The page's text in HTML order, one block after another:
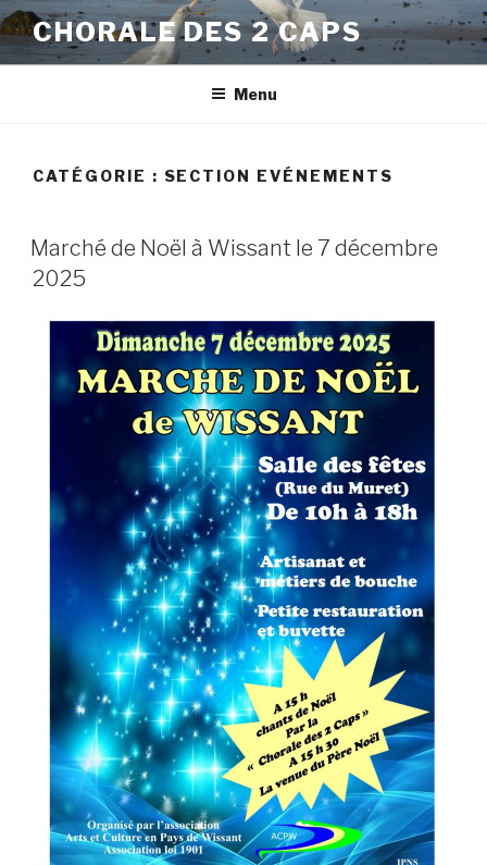
Aller
au
contenu
CHORALE DES 2 CAPS
Menu
CATÉGORIE : SECTION EVÉNEMENTS
PUBLIÉ
LE
Marché de Noël à Wissant le 7 décembre
2025